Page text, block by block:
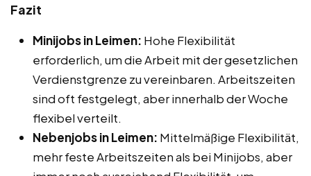
Fazit
Minijobs in Leimen: Hohe Flexibilität
erforderlich, um die Arbeit mit der gesetzlichen
Verdienstgrenze zu vereinbaren. Arbeitszeiten
sind oft festgelegt, aber innerhalb der Woche
flexibel verteilt.
Nebenjobs in Leimen: Mittelmäßige Flexibilität,
mehr feste Arbeitszeiten als bei Minijobs, aber